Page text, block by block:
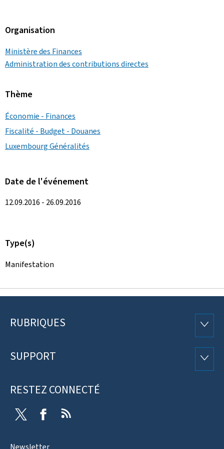
Organisation
Ministère des Finances
Administration des contributions directes
Thème
Économie - Finances
Fiscalité - Budget - Douanes
Luxembourg Généralités
Date de l'événement
12.09.2016 - 26.09.2016
Type(s)
Manifestation
Pied
page
RUBRIQUES
SUPPORT
RESTEZ CONNECTÉ
Twitter Facebook
Newsletter